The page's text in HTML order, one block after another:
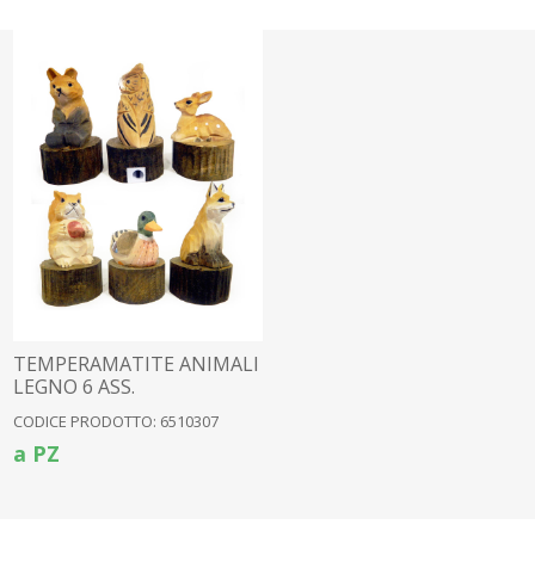
TEMPERAMATITE ANIMALI
LEGNO 6 ASS.
CODICE PRODOTTO: 6510307
a PZ